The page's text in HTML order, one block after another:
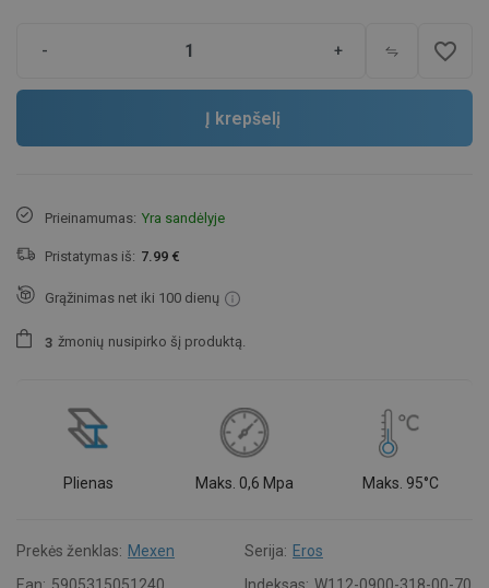
- + favorite_border
Į krepšelį
Prieinamumas: Yra sandėlyje
Pristatymas iš: 7.99 €
Grąžinimas net iki 100 dienų
3 žmonių nusipirko šį produktą.
Plienas Maks. 0,6 Mpa Maks. 95°C
Prekės ženklas: Mexen Serija: Eros
Ean: 5905315051240 Indeksas: W112-0900-318-00-70